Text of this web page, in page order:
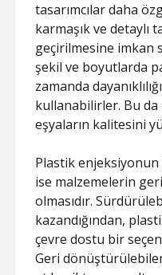
tasarımcılar daha
karmaşık ve detaylı
geçirilmesine imkan
şekil ve boyutlarda
zamanda
kullanabilirler. Bu da
eşyaların kalitesini
Plastik
ise malzemelerin
olmasıdır.
kazandığından,
çevre dostu bir
Geri